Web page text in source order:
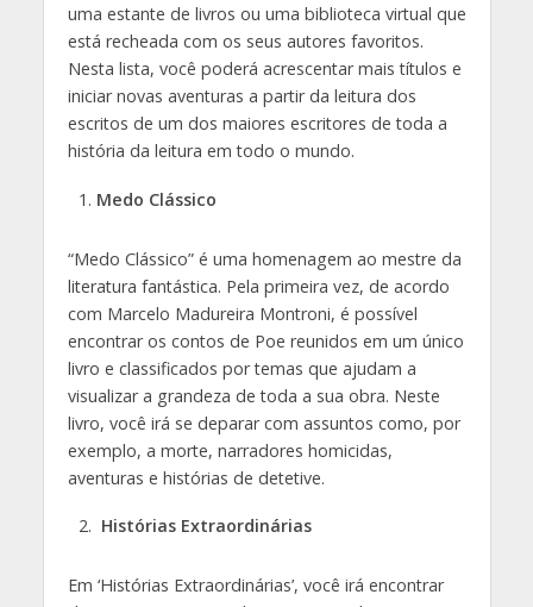
uma estante de livros ou uma biblioteca virtual que
está recheada com os seus autores favoritos.
Nesta lista, você poderá acrescentar mais títulos e
iniciar novas aventuras a partir da leitura dos
escritos de um dos maiores escritores de toda a
história da leitura em todo o mundo.
Medo Clássico
“Medo Clássico” é uma homenagem ao mestre da
literatura fantástica. Pela primeira vez, de acordo
com Marcelo Madureira Montroni, é possível
encontrar os contos de Poe reunidos em um único
livro e classificados por temas que ajudam a
visualizar a grandeza de toda a sua obra. Neste
livro, você irá se deparar com assuntos como, por
exemplo, a morte, narradores homicidas,
aventuras e histórias de detetive.
Histórias Extraordinárias
Em ‘Histórias Extraordinárias’, você irá encontrar